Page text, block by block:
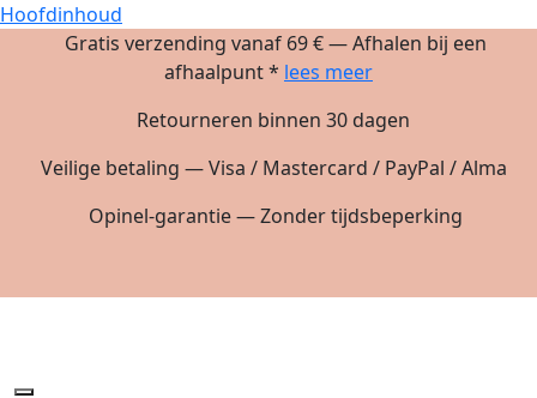
Hoofdinhoud
Gratis verzending vanaf 69 € — Afhalen bij een
afhaalpunt * lees meer
Retourneren binnen 30 dagen
Veilige betaling — Visa / Mastercard / PayPal / Alma
Opinel-garantie — Zonder tijdsbeperking